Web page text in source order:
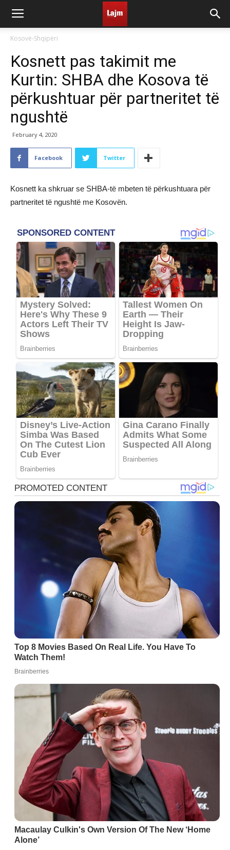
Kosovë-Shqipëri
Kosnett pas takimit me
Kurtin: SHBA dhe Kosova të
përkushtuar për partneritet të
ngushtë
February 4, 2020
Facebook Twitter
Kosnett ka shkruar se SHBA-të mbeten të përkushtuara për
partneritet të ngushtë me Kosovën.